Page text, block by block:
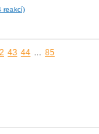
reakcí)
43 44 85